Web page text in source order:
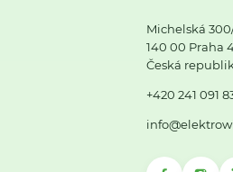
Michelská
140 00 Praha
Česká
+420 241 091